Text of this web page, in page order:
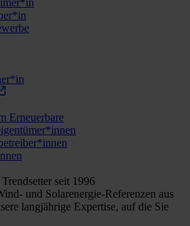
Erneuerbare
seit 1996
und Solarenergie-Referenzen aus
langjährige Expertise, auf die Sie